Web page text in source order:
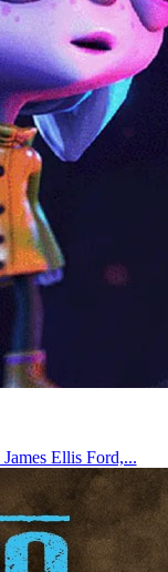
Ellis Ford,...